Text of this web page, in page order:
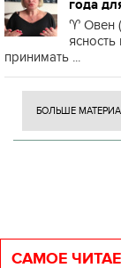
года
♈️ Овен
принимать ...
БОЛЬШЕ
САМОЕ